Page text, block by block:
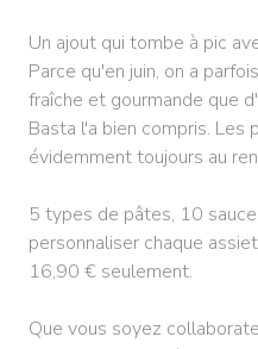
Un ajout qui tombe à pic
Parce qu'en juin, on a
fraîche et gourmande que
Basta l'a bien compris. Les
évidemment toujours au
5 types de pâtes, 10
personnaliser chaque
16,90 € seulement.
Que vous soyez